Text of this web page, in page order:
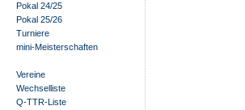
Pokal 24/25
Pokal 25/26
Turniere
mini-Meisterschaften
Vereine
Wechselliste
Q-TTR-Liste